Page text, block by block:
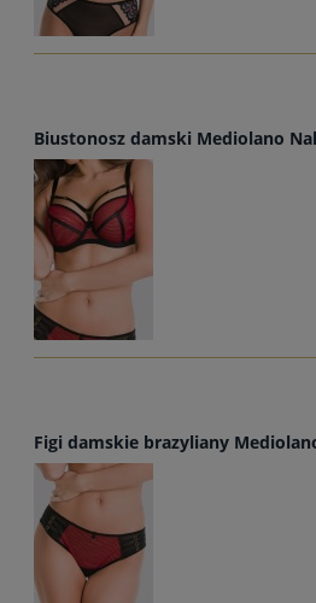
Biustonosz damski Mediolano
Figi damskie brazyliany